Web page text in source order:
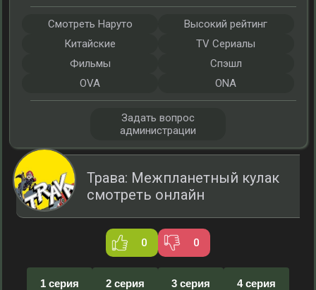
Трава: Межпланетный кулак
смотреть онлайн
0 0
1 серия 2 серия 3 серия 4 серия
Смотреть Наруто
Высокий рейтинг
Китайские
TV Сериалы
Фильмы
Спэшл
OVA
ONA
Задать вопрос
администрации